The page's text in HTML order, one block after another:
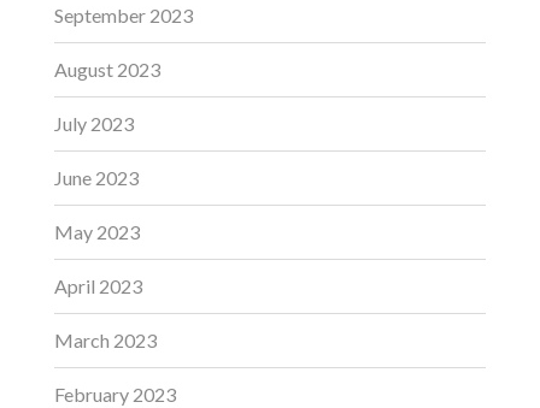
September 2023
August 2023
July 2023
June 2023
May 2023
April 2023
March 2023
February 2023